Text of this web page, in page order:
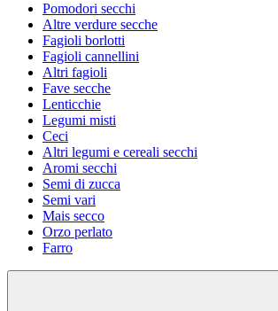
Pomodori secchi
Altre verdure secche
Fagioli borlotti
Fagioli cannellini
Altri fagioli
Fave secche
Lenticchie
Legumi misti
Ceci
Altri legumi e cereali secchi
Aromi secchi
Semi di zucca
Semi vari
Mais secco
Orzo perlato
Farro